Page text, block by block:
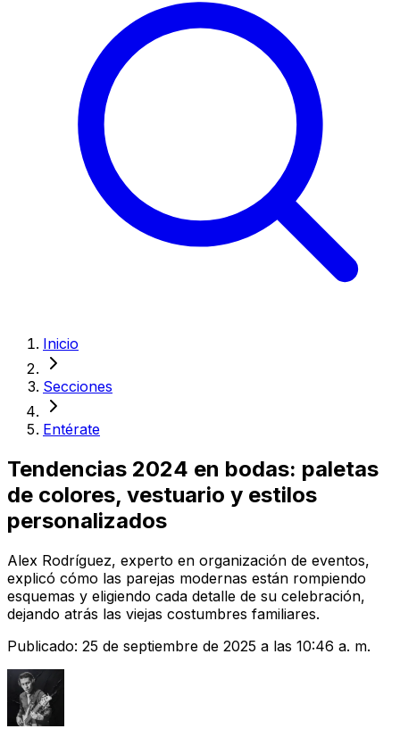
Inicio
Secciones
Entérate
Tendencias 2024 en bodas: paletas
de colores, vestuario y estilos
personalizados
Alex Rodríguez, experto en organización de eventos,
explicó cómo las parejas modernas están rompiendo
esquemas y eligiendo cada detalle de su celebración,
dejando atrás las viejas costumbres familiares.
Publicado: 25 de septiembre de 2025 a las 10:46 a. m.